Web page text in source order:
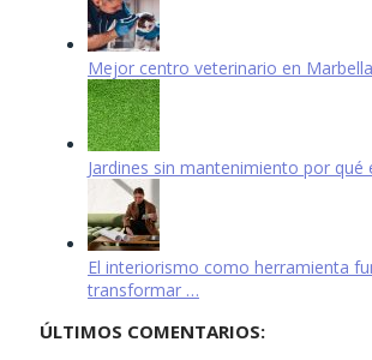
Mejor centro veterinario en Marbella
Jardines sin mantenimiento por qué
El interiorismo como herramienta
transformar …
ÚLTIMOS COMENTARIOS: